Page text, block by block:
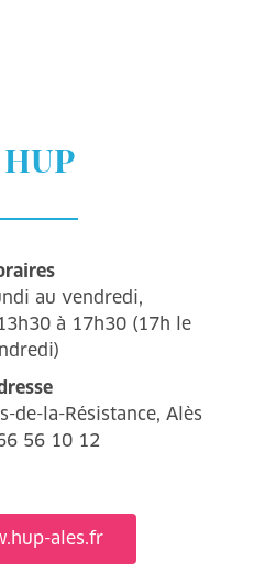
au vendredi,
à 17h30 (17h le
de-la-Résistance, Alès
56 10 12
ales.fr